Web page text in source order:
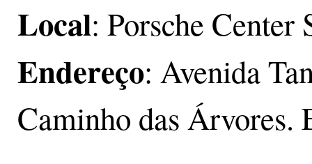
Local: Porsche Center
Endereço: Avenida
Caminho das Árvores.